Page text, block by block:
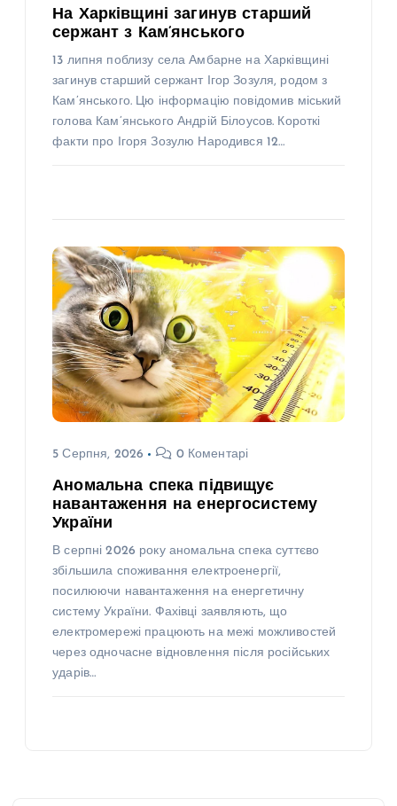
На Харківщині загинув старший
сержант з Кам’янського
13 липня поблизу села Амбарне на Харківщині
загинув старший сержант Ігор Зозуля, родом з
Кам’янського. Цю інформацію повідомив міський
голова Кам’янського Андрій Білоусов. Короткі
факти про Ігоря Зозулю Народився 12…
5 Серпня, 2026 0 Коментарі
Аномальна спека підвищує
навантаження на енергосистему
України
В серпні 2026 року аномальна спека суттєво
збільшила споживання електроенергії,
посилюючи навантаження на енергетичну
систему України. Фахівці заявляють, що
електромережі працюють на межі можливостей
через одночасне відновлення після російських
ударів…